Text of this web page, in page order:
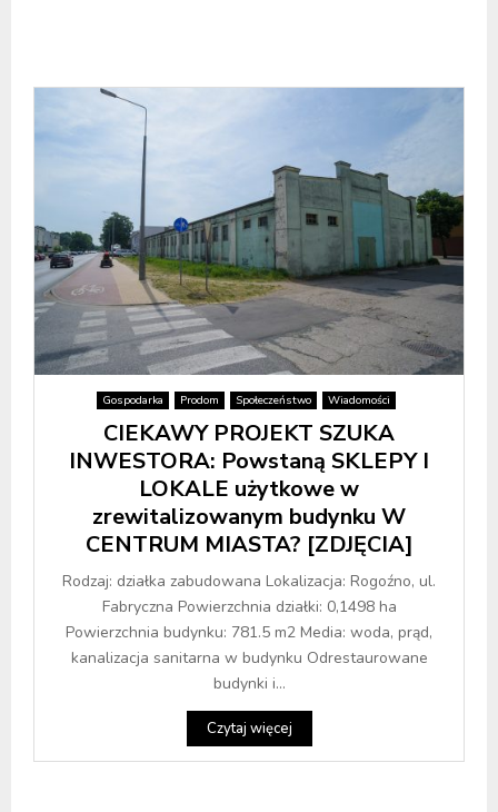
Gospodarka Prodom Społeczeństwo Wiadomości
CIEKAWY PROJEKT SZUKA
INWESTORA: Powstaną SKLEPY I
LOKALE użytkowe w
zrewitalizowanym budynku W
CENTRUM MIASTA? [ZDJĘCIA]
Rodzaj: działka zabudowana Lokalizacja: Rogoźno, ul.
Fabryczna Powierzchnia działki: 0,1498 ha
Powierzchnia budynku: 781.5 m2 Media: woda, prąd,
kanalizacja sanitarna w budynku Odrestaurowane
budynki i...
Czytaj więcej